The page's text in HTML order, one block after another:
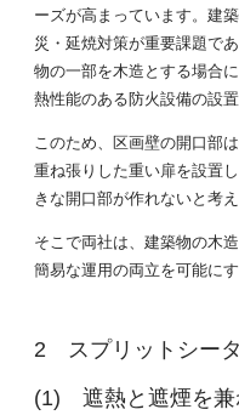
ーズが高まっています。建
災・延焼対策が重要課題で
物の一部を木造とする場合
熱性能のある防火設備の設置
このため、区画壁の開口部
重ね張りした重い扉を設置
きな開口部が作れないと考
そこで両社は、建築物の木
簡易な運用の両立を可能に
スプリットシー
遮熱と遮煙を